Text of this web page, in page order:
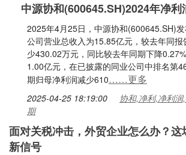
中源协和(600645.SH)2024年净
2025年4月25日，中源协和(600645.SH)发
公司营业总收入为15.85亿元，较去年同
少430.02万元，同比较去年同期下降
1.00亿元，在已披露的同业公司中排名第
期归母净利润减少610……更多
2025-04-25 18:19:00
协和,净利,净利
期
面对关税冲击，外贸企业怎么办？
新信号